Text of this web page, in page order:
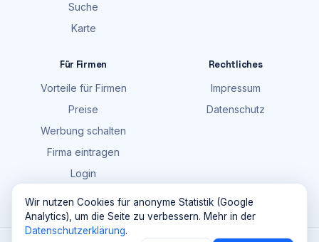
Suche
Karte
Für Firmen
Vorteile für Firmen
Preise
Werbung schalten
Firma eintragen
Login
Rechtliches
Impressum
Datenschutz
Wir nutzen Cookies für anonyme Statistik (Google
Analytics), um die Seite zu verbessern. Mehr in der
Datenschutzerklärung.